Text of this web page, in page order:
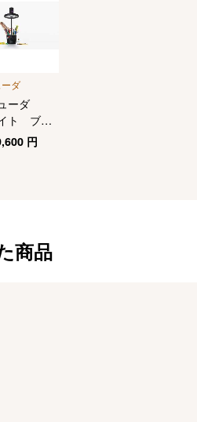
ダ
ーダ
ト ブラ
円
商品